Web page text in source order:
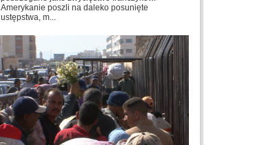
Amerykanie poszli na daleko posunięte
ustępstwa, m...